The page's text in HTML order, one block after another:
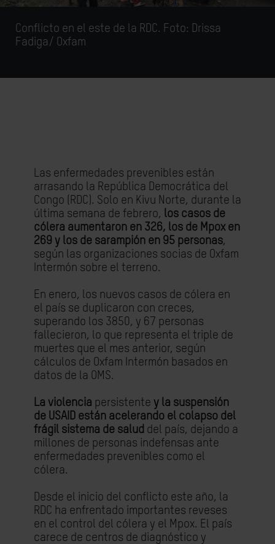
Conflicto en el este de la RDC. Foto: Drissa
Fadiga/ Oxfam
Las enfermedades prevenibles están
arrasando la República Democrática del
Congo (RDC). Solo en Kivu Norte, durante la
última semana de febrero, los casos de
cólera aumentaron en 326, los de Mpox en
269 y los de sarampión en 95 personas,
según las organizaciones socias de Oxfam
Intermón sobre el terreno.
En enero, los nuevos casos de cólera en
el país se duplicaron con creces,
superando los 3850, y 67 personas
fallecieron, lo que representa el triple de
muertes que el mes anterior, según
cálculos de Oxfam Intermón basados ​​en
datos de la OMS.
La violencia persistente y la suspensión
de USAID están acelerando el colapso del
frágil sistema de salud del país, dejando a
millones de personas indefensas ante
enfermedades prevenibles como el
cólera.
Desde el inicio del conflicto este año, la
RDC ha enfrentado importantes reveses
en el control del cólera y el Mpox. El país
carece de centros de diagnóstico y